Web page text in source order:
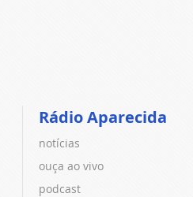
Rádio Aparecida
notícias
ouça ao vivo
podcast